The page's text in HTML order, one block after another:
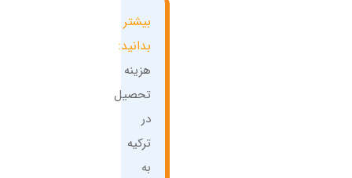
بیشتر
بدانید:
هزینه
تحصیل
در
ترکیه
به